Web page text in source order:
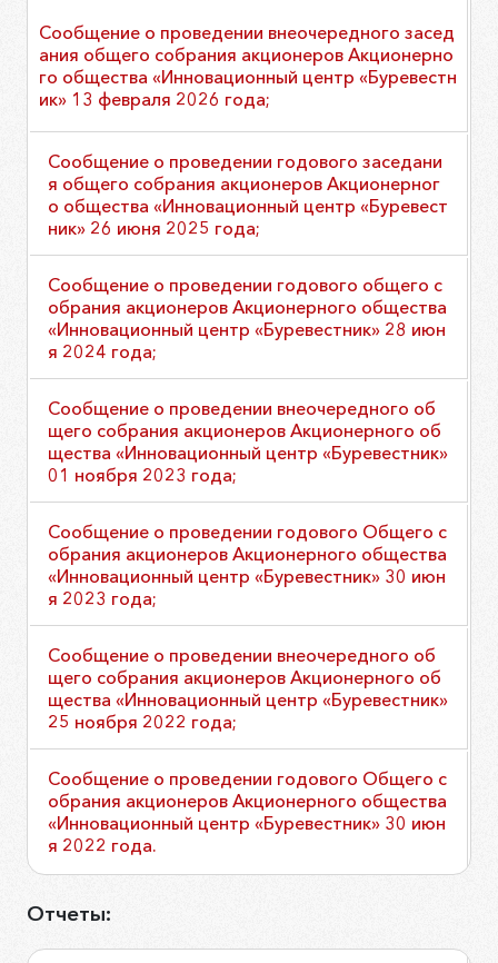
Сообщение о проведении внеочередного засед
ания общего собрания акционеров Акционерно
го общества «Инновационный центр «Буревестн
ик» 13 февраля 2026 года;
Сообщение о проведении годового заседани
я общего собрания акционеров Акционерног
о общества «Инновационный центр «Буревест
ник» 26 июня 2025 года;
Сообщение о проведении годового общего с
обрания акционеров Акционерного общества
«Инновационный центр «Буревестник» 28 июн
я 2024 года;
Сообщение о проведении внеочередного об
щего собрания акционеров Акционерного об
щества «Инновационный центр «Буревестник»
01 ноября 2023 года;
Сообщение о проведении годового Общего с
обрания акционеров Акционерного общества
«Инновационный центр «Буревестник» 30 июн
я 2023 года;
Сообщение о проведении внеочередного об
щего собрания акционеров Акционерного об
щества «Инновационный центр «Буревестник»
25 ноября 2022 года;
Сообщение о проведении годового Общего с
обрания акционеров Акционерного общества
«Инновационный центр «Буревестник» 30 июн
я 2022 года.
Отчеты: